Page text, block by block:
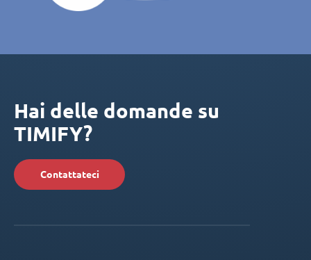
Hai delle domande su
TIMIFY?
Contattateci